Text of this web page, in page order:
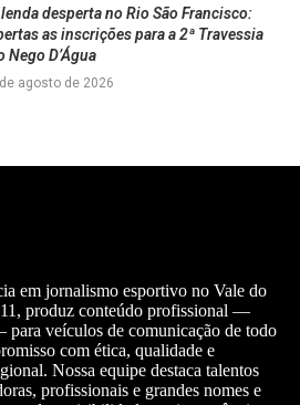
desperta no Rio São Francisco:
as inscrições para a 2ª Travessia
Nego D’Água
agosto de 2026
em jornalismo esportivo no Vale do
produz conteúdo profissional —
veículos de comunicação de todo
com ética, qualidade e
Nossa equipe destaca talentos
profissionais e grandes nomes e